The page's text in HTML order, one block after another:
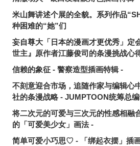
米山舞讲述个展的全貌。系列作品
种困难的“她”们
妄自尊大「日本的漫画才更优秀」定
世主』原作者江藤俊司的条漫挑战心
信赖的象征 - 警察造型插画特辑 -
不刻意迎合市场，追随作家与编辑心
社的条漫战略 - JUMPTOON统筹总
将二次元的可爱与三次元的性感相融
的「可爱美少女」画法 -
简单可爱小巧思♡ - 「绑起衣摆」插